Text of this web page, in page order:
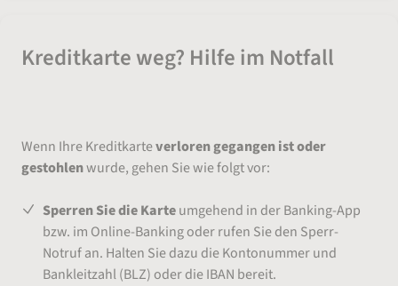
Kreditkarte weg? Hilfe im Notfall
Wenn Ihre Kreditkarteverloren gegangen ist oder
gestohlenwurde, gehen Sie wie folgt vor:
Sperren Sie die Karteumgehend in der Banking-App
bzw. im Online-Banking oder rufen Sie den Sperr-
Notruf an. Halten Sie dazu die Kontonummer und
Bankleitzahl (BLZ) oder die IBAN bereit.